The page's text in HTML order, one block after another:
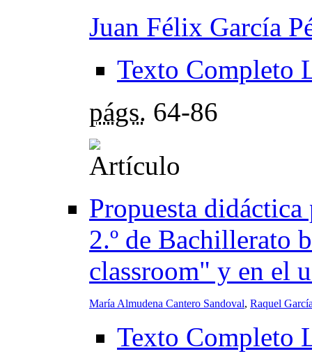
Juan Félix García
Texto Completo
págs. 64-86
Propuesta didáctica
2.º de Bachillerato
classroom" y en el
María Almudena Cantero Sandoval, Raquel
Texto Completo